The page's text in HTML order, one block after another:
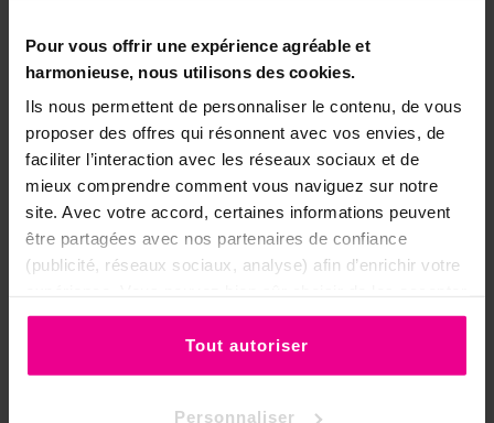
Pour vous offrir une expérience agréable et
harmonieuse, nous utilisons des cookies.
Ils nous permettent de personnaliser le contenu, de vous
proposer des offres qui résonnent avec vos envies, de
faciliter l’interaction avec les réseaux sociaux et de
mieux comprendre comment vous naviguez sur notre
site. Avec votre accord, certaines informations peuvent
être partagées avec nos partenaires de confiance
(publicité, réseaux sociaux, analyse) afin d’enrichir votre
ou de les refuser.
Tout autoriser
Personnaliser
Référence PIBRQU1
Forme De La Pierre Pierres brutes